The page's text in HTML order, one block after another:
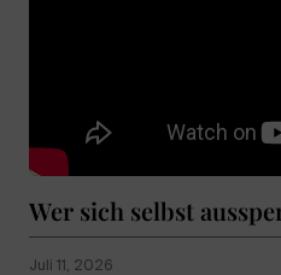
Wer sich selbst
Juli 11, 2026